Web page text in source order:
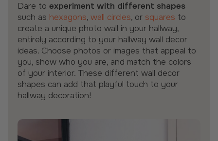
Dare to experiment with different shapes
such as hexagons, wall circles, or squares to
create a unique photo wall in your hallway,
entirely according to your hallway wall decor
ideas. Choose photos or images that appeal to
you, show who you are, and match the colors
of your interior. These different wall decor
shapes can add that playful touch to your
hallway decoration!